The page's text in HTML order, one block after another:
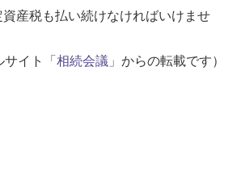
産税も払い続けなければいけませ
イト
「相続会議」 からの転載です）